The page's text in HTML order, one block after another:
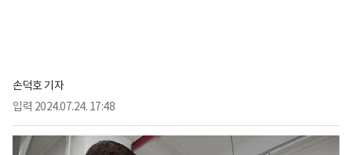
손덕호 기자
입력 2024.07.24. 17:48